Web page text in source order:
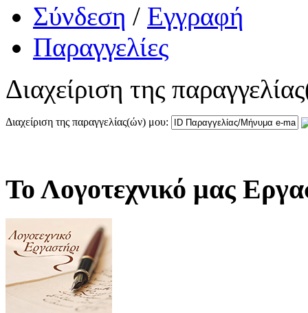
Σύνδεση / Εγγραφή
Παραγγελίες
Διαχείριση της
Διαχείριση της παραγγελίας(ών) μου:
Το Λογοτεχνικό μας